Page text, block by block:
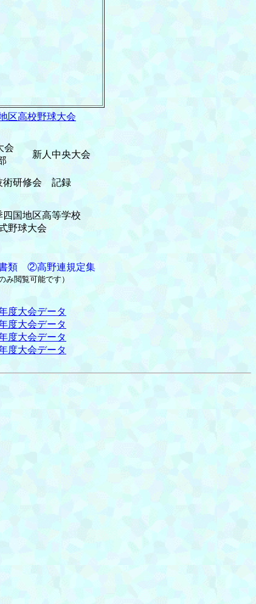
区高校野球大会
会
新人中央大会
術研修会 記録
四国地区高等学校
野球大会
類 ②高野連規定集
み閲覧可能です）
度大会データ
度大会データ
度大会データ
度大会データ